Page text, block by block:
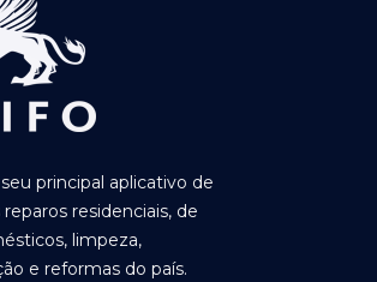
principal aplicativo de
residenciais, de
limpeza,
e reformas do país.